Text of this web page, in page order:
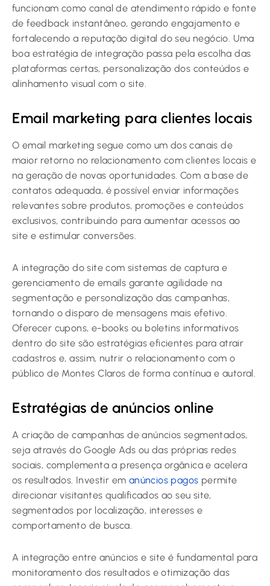
funcionam como canal de atendimento rápido e fonte
de feedback instantâneo, gerando engajamento e
fortalecendo a reputação digital do seu negócio. Uma
boa estratégia de integração passa pela escolha das
plataformas certas, personalização dos conteúdos e
alinhamento visual com o site.
Email marketing para clientes locais
O email marketing segue como um dos canais de
maior retorno no relacionamento com clientes locais e
na geração de novas oportunidades. Com a base de
contatos adequada, é possível enviar informações
relevantes sobre produtos, promoções e conteúdos
exclusivos, contribuindo para aumentar acessos ao
site e estimular conversões.
A integração do site com sistemas de captura e
gerenciamento de emails garante agilidade na
segmentação e personalização das campanhas,
tornando o disparo de mensagens mais efetivo.
Oferecer cupons, e-books ou boletins informativos
dentro do site são estratégias eficientes para atrair
cadastros e, assim, nutrir o relacionamento com o
público de Montes Claros de forma contínua e autoral.
Estratégias de anúncios online
A criação de campanhas de anúncios segmentados,
seja através do Google Ads ou das próprias redes
sociais, complementa a presença orgânica e acelera
os resultados. Investir em anúncios pagos permite
direcionar visitantes qualificados ao seu site,
segmentados por localização, interesses e
comportamento de busca.
A integração entre anúncios e site é fundamental para
monitoramento dos resultados e otimização das